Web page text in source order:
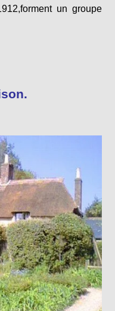
un groupe